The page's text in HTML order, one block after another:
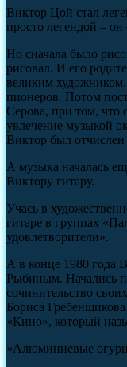
Виктор Цой стал
просто легендой –
Но сначала было
рисовал. И его
великим
пионеров. Потом
Серова, при том, что
увлечение музыкой
Виктор был
А музыка началась
Виктору гитару.
Учась в
гитаре в группах
удовлетворители».
А в конце 1980 года
Рыбиным. Начались
сочинительство
Бориса
«Кино», который
«Алюминиевые